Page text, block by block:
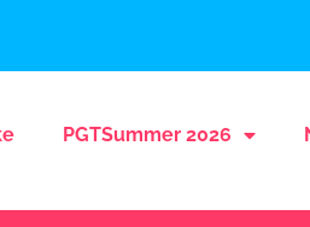
PGTSummer 2026